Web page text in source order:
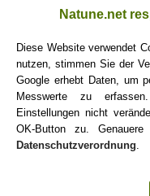
Natune.net
Diese Website verwendet
nutzen, stimmen Sie der
Google erhebt Daten, um
Messwerte zu
Einstellungen nicht
OK-Button zu.
Datenschutzverordnung